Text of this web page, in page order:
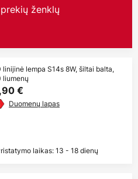
ženklų
linijinė lempa S14s 8W, šiltai balta,
liumenų
€
Duomenų lapas
laikas: 13 - 18 dienų